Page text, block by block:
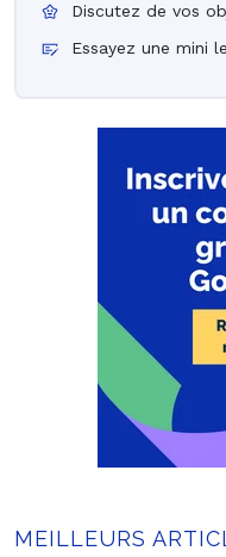
Discutez de vos
Essayez une mini
MEILLEURS